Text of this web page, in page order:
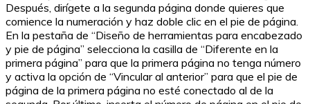
Después, dirígete a la segunda página donde quieres que
comience la numeración y haz doble clic en el pie de página.
En la pestaña de “Diseño de herramientas para encabezado
y pie de página” selecciona la casilla de “Diferente en la
primera página” para que la primera página no tenga número
y activa la opción de “Vincular al anterior” para que el pie de
página de la primera página no esté conectado al de la